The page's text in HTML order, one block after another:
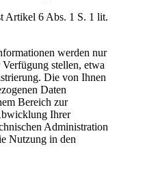
Artikel 6 Abs. 1 S. 1 lit.
werden nur
stellen, etwa
Die von Ihnen
Daten
Bereich zur
Ihrer
Administration
Nutzung in den